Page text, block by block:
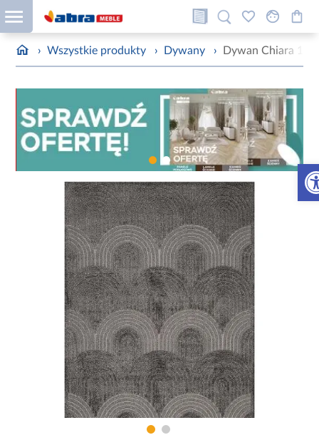
› Wszystkie produkty › Dywany › Dywan Chiara